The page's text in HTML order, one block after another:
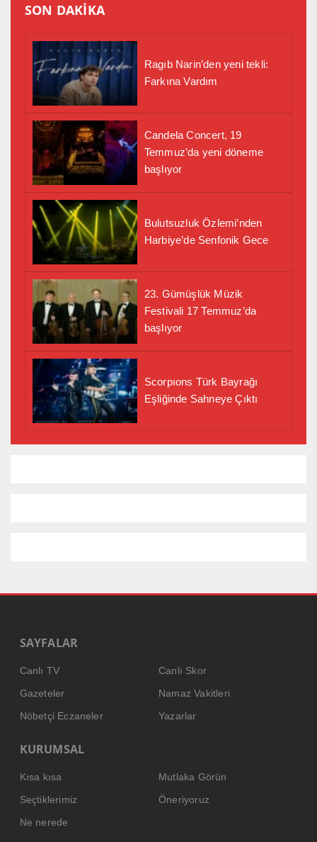
SON DAKİKA
Ragıb Narin’den yeni tekli:
Farkına Vardım
Candela Concert, 19
Temmuz’da yeni döneme
başlıyor
Bulutsuzluk Özlemi’nden
Harbiye’de Senfonik Gece
23. Gümüşlük Müzik
Festivali 17 Temmuz’da
başlıyor
Scorpıons Türk Bayrağı
Eşliğinde Sahneye Çıktı
SAYFALAR
Canlı TV
Canlı Skor
Gazeteler
Namaz Vakitleri
Nöbetçi Eczaneler
Yazarlar
KURUMSAL
Kısa kısa
Mutlaka Görün
Seçtiklerimiz
Öneriyoruz
Ne nerede